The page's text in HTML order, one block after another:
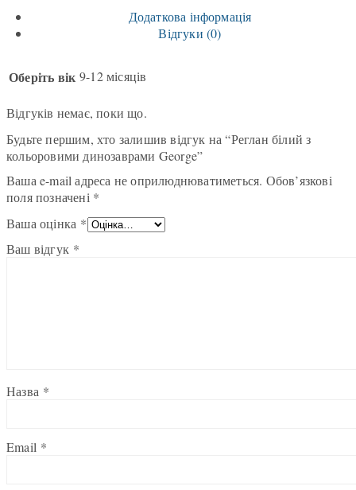
Додаткова інформація
Відгуки (0)
Оберіть вік 9-12 місяців
Відгуків немає, поки що.
Будьте першим, хто залишив відгук на “Реглан білий з
кольоровими динозаврами George”
Ваша e-mail адреса не оприлюднюватиметься. Обов’язкові
поля позначені *
Ваша оцінка *
Ваш відгук *
Назва *
Email *